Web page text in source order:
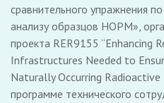
сравнительного упражнения
анализу образцов НОРМ»,
проекта RER9155 “Enhancing
Infrastructures Needed to
Naturally Occurring
программе технического